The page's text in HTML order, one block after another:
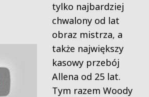
tylko najbardziej
chwalony od lat
obraz mistrza, a
także największy
kasowy przebój
Allena od 25 lat.
Tym razem Woody